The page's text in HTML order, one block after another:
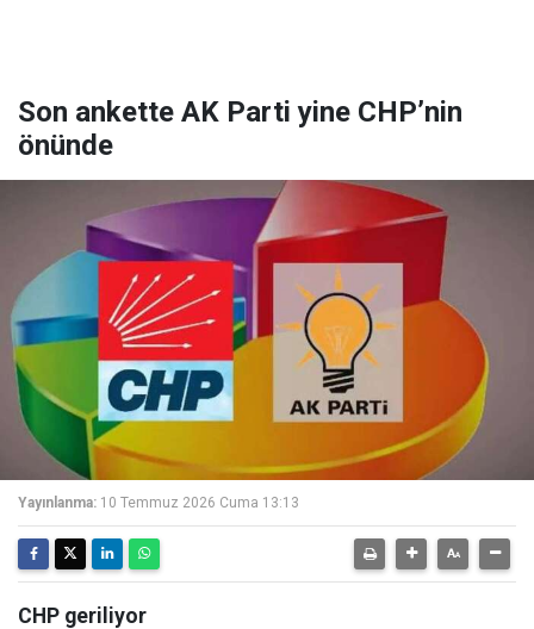
Son ankette AK Parti yine CHP’nin
önünde
Yayınlanma: 10 Temmuz 2026 Cuma 13:13
CHP geriliyor